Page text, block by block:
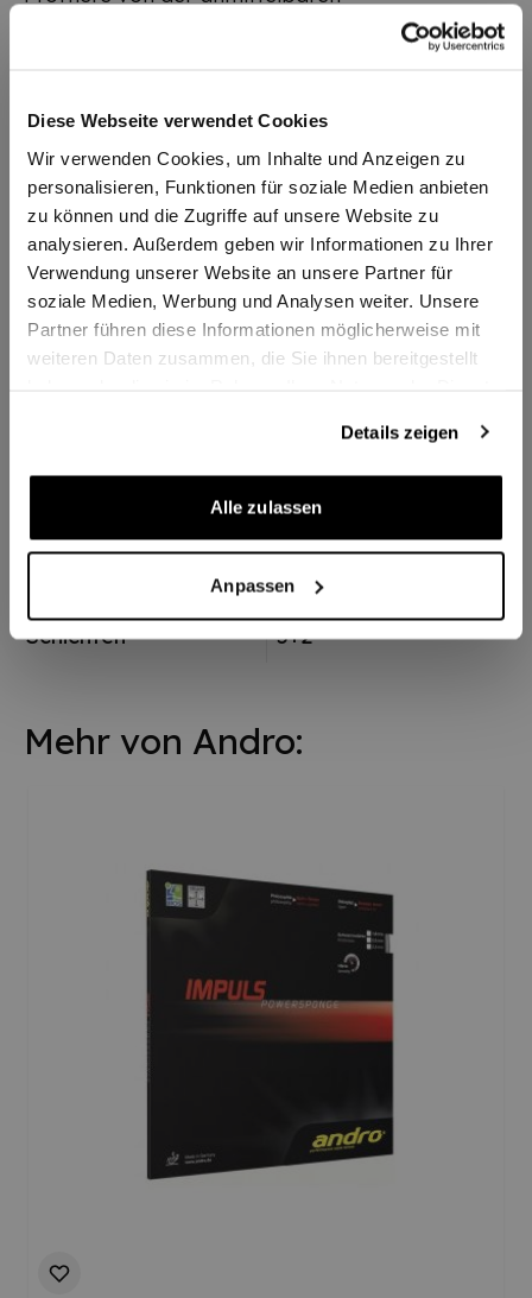
Diese Webseite verwendet Cookies
Wir verwenden Cookies, um Inhalte und Anzeigen zu
personalisieren, Funktionen für soziale Medien anbieten
zu können und die Zugriffe auf unsere Website zu
analysieren. Außerdem geben wir Informationen zu Ihrer
Verwendung unserer Website an unsere Partner für
soziale Medien, Werbung und Analysen weiter. Unsere
Partner führen diese Informationen möglicherweise mit
weiteren Daten zusammen, die Sie ihnen bereitgestellt
Details zeigen
Alle zulassen
Anpassen
Kraftübertragung auf den Ball, insbesondere
druckvolles Offensivspiel vor allem auf Tempo
basiert und deine Schläge technisch ausgereift
sind, ist das TREIBER CO OFF/S dein Holz. KVL
Carbon unter dem Außenfurnier für ein Plus an
Direktheit und Härte.
Zusatzinformationen
987655040
Lieferzeit
2-3 Tage
modern-offensiv
Schichten
5+2
Mehr von Andro: